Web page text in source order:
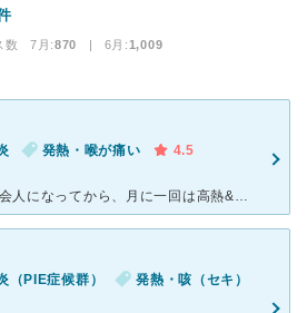
数 7月:870 | 6月:1,009
発熱・喉が痛い
4.5
扁桃炎がとてもひどく社会人になってから、月に一回は高熱&扁桃炎に悩まされていました。扁桃腺摘出手術を勧められ、不安もありましたがお医者さんの丁寧な説明があり安心して手術に挑むことができました。手術後は
（PIE症候群）
発熱・咳（セキ）